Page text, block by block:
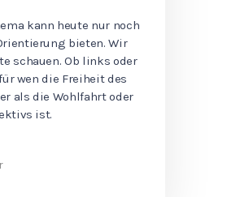
kann heute nur noch
bieten. Wir
schauen. Ob links oder
wen die Freiheit des
als die Wohlfahrt oder
ist.